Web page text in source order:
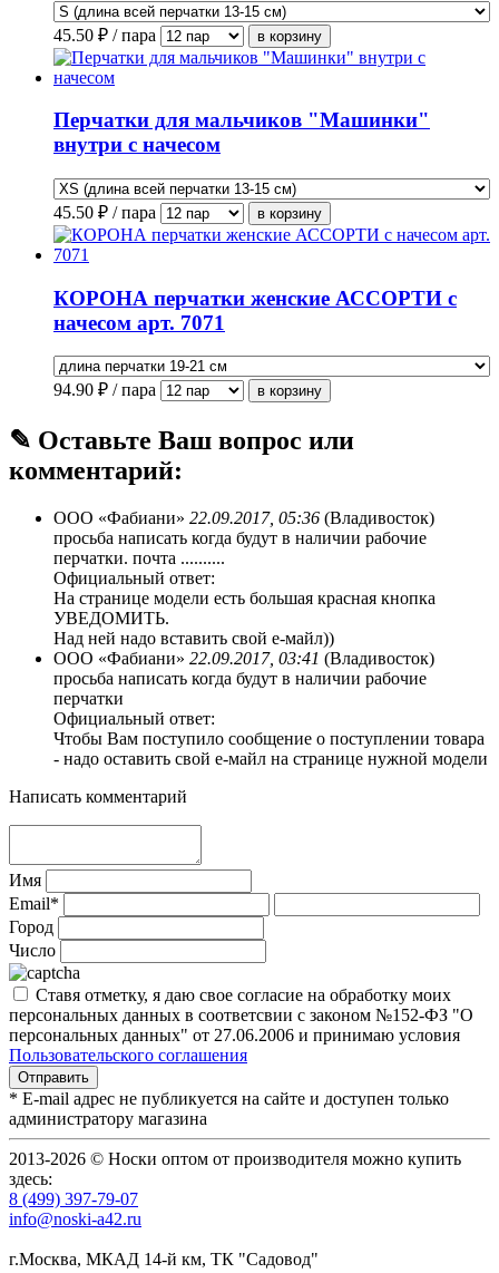
45.50 ₽ / пара
Перчатки для мальчиков "Машинки"
внутри с начесом
45.50 ₽ / пара
КОРОНА перчатки женские АССОРТИ с
начесом арт. 7071
94.90 ₽ / пара
✎ Оставьте Ваш вопрос или
комментарий:
ООО «Фабиани» 22.09.2017, 05:36 (Владивосток)
просьба написать когда будут в наличии рабочие
перчатки. почта ..........
Официальный ответ:
На странице модели есть большая красная кнопка
УВЕДОМИТЬ.
Над ней надо вставить свой е-майл))
ООО «Фабиани» 22.09.2017, 03:41 (Владивосток)
просьба написать когда будут в наличии рабочие
перчатки
Официальный ответ:
Чтобы Вам поступило сообщение о поступлении товара
- надо оставить свой е-майл на странице нужной модели
Написать комментарий
Имя
Email*
Город
Число
Ставя отметку, я даю свое согласие на обработку моих
персональных данных в соответсвии с законом №152-ФЗ "О
персональных данных" от 27.06.2006 и принимаю условия
Пользовательского соглашения
* E-mail адрес не публикуется на сайте и доступен только
администратору магазина
2013-2026 © Носки оптом от производителя можно купить
здесь:
8 (499) 397-79-07
info@noski-a42.ru
г.Москва, МКАД 14-й км, ТК "Садовод"